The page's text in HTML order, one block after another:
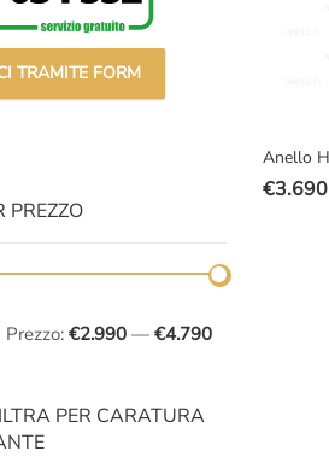
Anello
Il
€
Il
TRAMITE FORM
PREZZO
Prezzo: €2.990 — €4.790
PER CARATURA